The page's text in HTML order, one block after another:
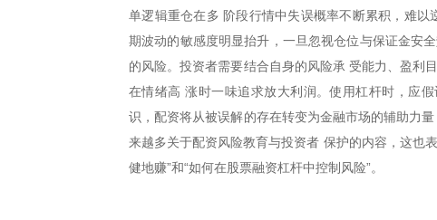
单逻辑重仓在多 阶段行情中失误概率不断累积，难
期波动的敏感度明显抬升，一旦忽视仓位与保证金安
的风险。投资者需要结合自身的风险承 受能力、盈利
在情绪高 涨时一味追求放大利润。使用杠杆时，应
识，配资将从被误解的存在转变为金融市场的辅助力
来越多关于配资风险教育与投资者 保护的内容，这也
健地赚”和“如何在股票融资杠杆中控制风险”。